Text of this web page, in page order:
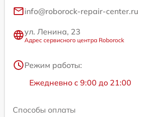
info@roborock-repair-center.ru
ул. Ленина, 23
Адрес сервисного центра Roborock
Режим работы:
Ежедневно с 9:00 до 21:00
Способы оплаты